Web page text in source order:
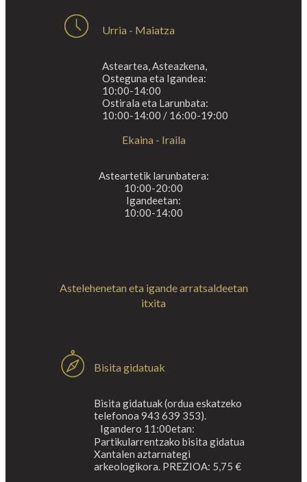
Urria - Maiatza
Asteartea, Asteazkena,
Osteguna eta Igandea:
10:00-14:00
Ostirala eta Larunbata:
10:00-14:00 / 16:00-19:00
Ekaina - Iraila
Asteartetik larunbatera:
10:00-20:00
Igandeetan:
10:00-14:00
Astelehenetan eta igande arratsaldeetan
itxita
Bisita gidatuak
Bisita gidatuak (ordua eskatzeko
telefonoa 943 639 353).
Igandero 11:00etan:
Partikularrentzako bisita gidatua
Xantalen aztarnategi
arkeologikora. PREZIOA: 5,75 €